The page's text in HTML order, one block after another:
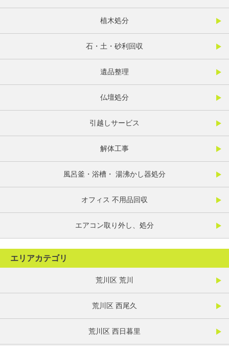
植木処分
石・土・砂利回収
遺品整理
仏壇処分
引越しサービス
解体工事
風呂釜・浴槽・ 湯沸かし器処分
オフィス 不用品回収
エアコン取り外し、処分
エリアカテゴリ
荒川区 荒川
荒川区 西尾久
荒川区 西日暮里